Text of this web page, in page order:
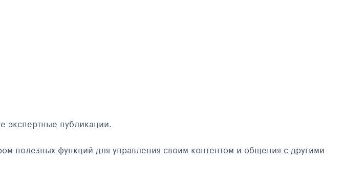
экспертные публикации.
полезных функций для управления своим контентом и общения с другими